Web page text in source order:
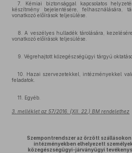
7. Kémiai biztonsággal kapcsolatos
készítmény bejelentésére, felhasználására,
vonatkozó előírások teljesülése.
8. A veszélyes hulladék tárolására,
vonatkozó előírások teljesülése.
9. Végrehajtott közegészségügyi tárgyú
10. Hazai szervezetekkel, intézményekkel
feladatok.
11. Egyéb.
3. melléklet az 57/2016. (XII. 22.) BM rendelethez
Szempontrendszer az őrzött
intézményekben elhelyezett
közegészségügyi-járványügyi